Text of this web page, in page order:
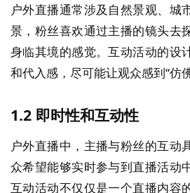
户外直播通常涉及自然景观、城
景，粉丝喜欢通过主播的镜头去
身临其境的感觉。互动活动的设
和代入感，尽可能让观众感到“仿
1.2 即时性和互动性
户外直播中，主播与粉丝的互动
众希望能够实时参与到直播活动
互动活动不仅仅是一个直播内容